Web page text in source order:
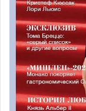
Les
17 октября в
цифровой
sécurité). В
будут